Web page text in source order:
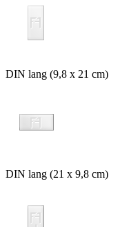
DIN lang (9,8 x 21 cm)
DIN lang (21 x 9,8 cm)